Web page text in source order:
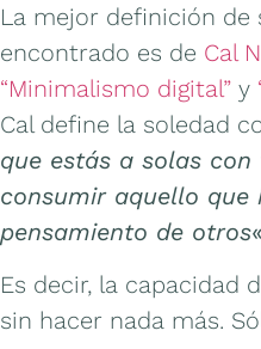
La mejor definición de
encontrado es de Cal
“Minimalismo digital” y
Cal define la soledad
que estás a solas
consumir aquello que
pensamiento de otros
Es decir, la capacidad
sin hacer nada más.